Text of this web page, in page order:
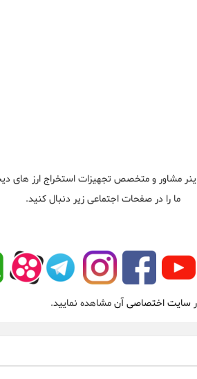
مشاور و متخصص تجهیزات استخراج ارز های
ما را در صفحات اجتماعی زیر دنبال کنید.
سایت اختصاصی آنمشاهده نمایید.